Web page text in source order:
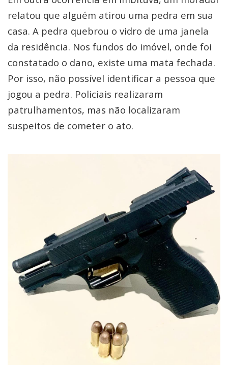
relatou que alguém atirou uma pedra em sua
casa. A pedra quebrou o vidro de uma janela
da residência. Nos fundos do imóvel, onde foi
constatado o dano, existe uma mata fechada.
Por isso, não possível identificar a pessoa que
jogou a pedra. Policiais realizaram
patrulhamentos, mas não localizaram
suspeitos de cometer o ato.